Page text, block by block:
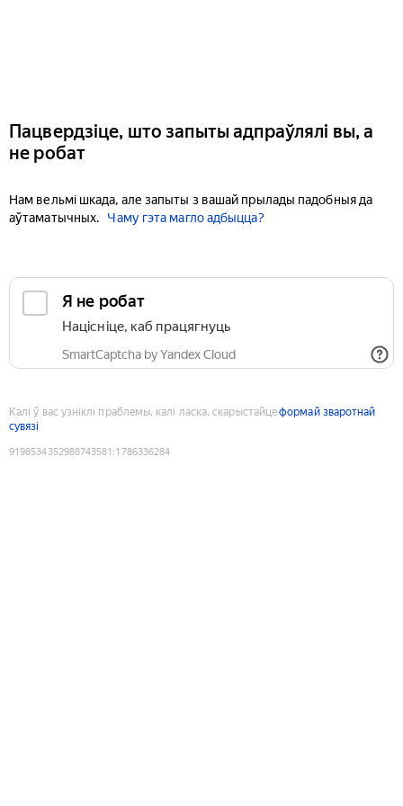
Пацвердзіце, што запыты адпраўлялі вы, а
не робат
Нам вельмі шкада, але запыты з вашай прылады падобныя да
аўтаматычных.
Чаму гэта магло адбыцца?
Я не робат
Націсніце, каб працягнуць
SmartCaptcha by Yandex Cloud
Калі ў вас узніклі праблемы, калі ласка, скарыстайцеформай зваротнай
сувязі
9198534352988743581 :1786336284